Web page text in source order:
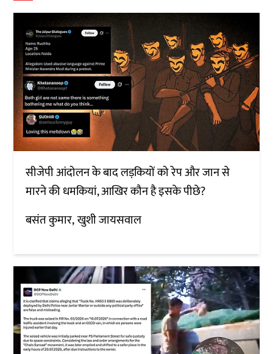
सीजेपी आंदोलन के बाद लड़कियों को रेप और जान से
मारने की धमकियां, आखिर कौन है इसके पीछे?
बसंत कुमार खुशी जायसवाल